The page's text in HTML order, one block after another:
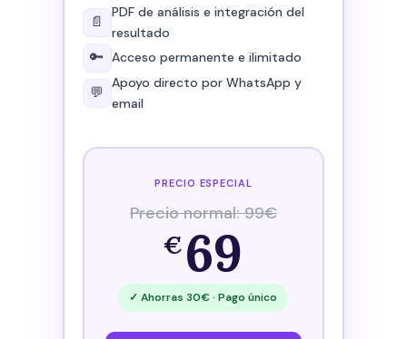
📄
PDF de análisis e integración del
resultado
🔑 Acceso permanente e ilimitado
💬
Apoyo directo por WhatsApp y
email
PRECIO ESPECIAL
Precio normal: 99€
€69
✓ Ahorras 30€ · Pago único